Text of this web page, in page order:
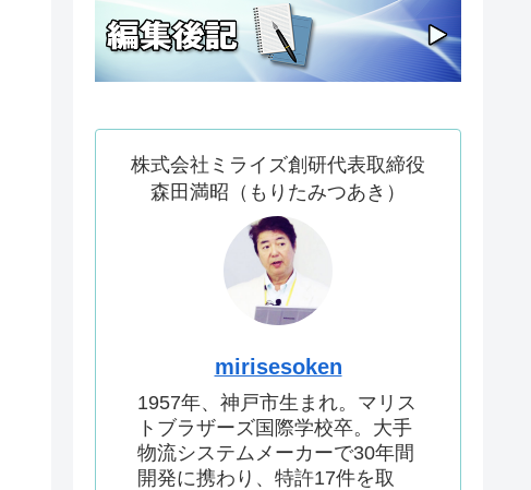
株式会社ミライズ創研代表取締役
森田満昭（もりたみつあき）
mirisesoken
1957年、神戸市生まれ。マリス
トブラザーズ国際学校卒。大手
物流システムメーカーで30年間
開発に携わり、特許17件を取